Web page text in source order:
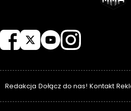
Redakcja Dołącz do nas! Kontakt